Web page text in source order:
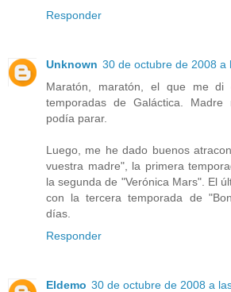
Responder
Unknown 30 de octubre de 2008 a
Maratón, maratón, el que me di
temporadas de Galáctica.
podía parar.
Luego, me he dado buenos
vuestra madre", la primera
la segunda de "Verónica Mars". El
con la tercera temporada de
días.
Responder
Eldemo 30 de octubre de 2008 a